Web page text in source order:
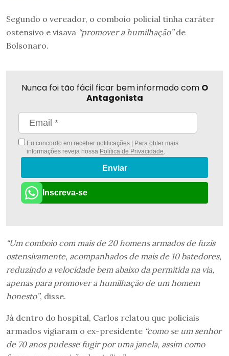
Segundo o vereador, o comboio policial tinha caráter
ostensivo e visava “promover a humilhação”de
Bolsonaro.
Nunca foi tão fácil ficar bem informado com O
Antagonista
Eu concordo em receber notificações | Para obter mais
informações reveja nossa Política de Privacidade.
Enviar
Inscreva-se
“Um comboio com mais de 20 homens armados de fuzis
ostensivamente, acompanhados de mais de 10 batedores,
reduzindo a velocidade bem abaixo da permitida na via,
apenas para promover a humilhação de um homem
honesto”, disse.
Já dentro do hospital, Carlos relatou que policiais
armados vigiaram o ex-presidente “como se um senhor
de 70 anos pudesse fugir por uma janela, assim como